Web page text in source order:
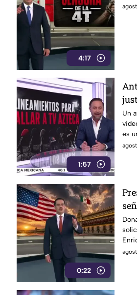
4:17
1:57
Un
es
por
0:22